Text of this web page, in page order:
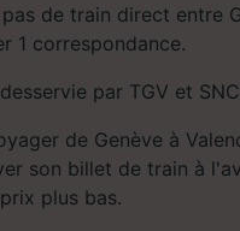
de train direct entre
1 correspondance.
par TGV et
de Genève à
son billet de train à
plus bas.